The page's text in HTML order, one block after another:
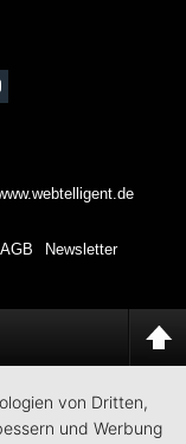
AGB Newsletter
von Dritten,
und Werbung